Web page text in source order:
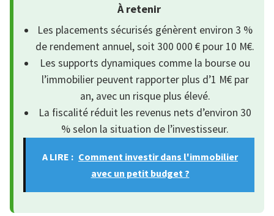
À retenir
Les placements sécurisés génèrent environ 3 %
de rendement annuel, soit 300 000 € pour 10 M€.
Les supports dynamiques comme la bourse ou
l’immobilier peuvent rapporter plus d’1 M€ par
an, avec un risque plus élevé.
La fiscalité réduit les revenus nets d’environ 30
% selon la situation de l’investisseur.
A LIRE : Comment investir dans l'immobilier
avec un petit budget ?